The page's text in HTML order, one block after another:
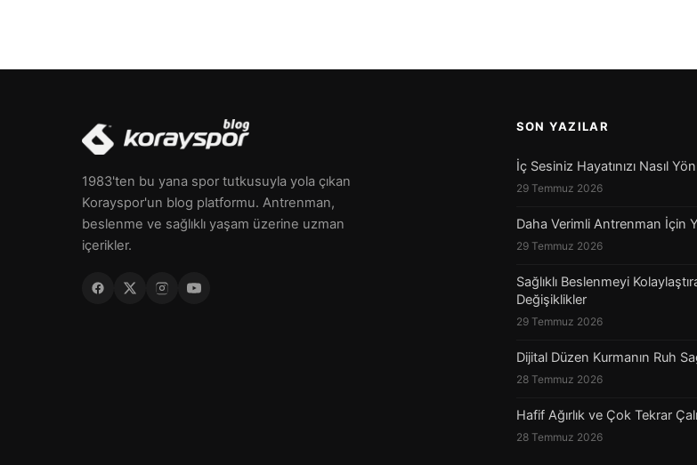
1983'ten bu yana spor tutkusuyla yola çıkan
Korayspor'un blog platformu. Antrenman,
beslenme ve sağlıklı yaşam üzerine uzman
içerikler.
SON YAZILAR
İç Sesiniz Hayatınızı Nasıl
29 Temmuz 2026
Daha Verimli Antrenman İçin
29 Temmuz 2026
Sağlıklı Beslenmeyi
Değişiklikler
29 Temmuz 2026
Dijital Düzen Kurmanın Ruh
28 Temmuz 2026
Hafif Ağırlık ve Çok Tekrar
28 Temmuz 2026